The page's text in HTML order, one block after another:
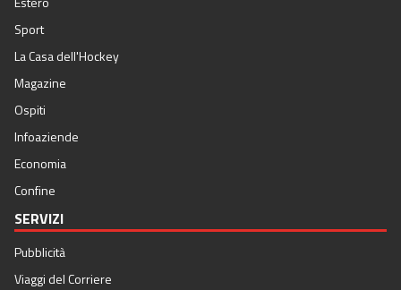
Sport
La Casa dell'Hockey
Magazine
Ospiti
Infoaziende
Economia
Confine
SERVIZI
Pubblicità
Viaggi del Corriere